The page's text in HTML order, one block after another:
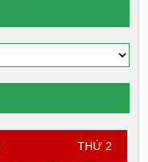
THỨ 2